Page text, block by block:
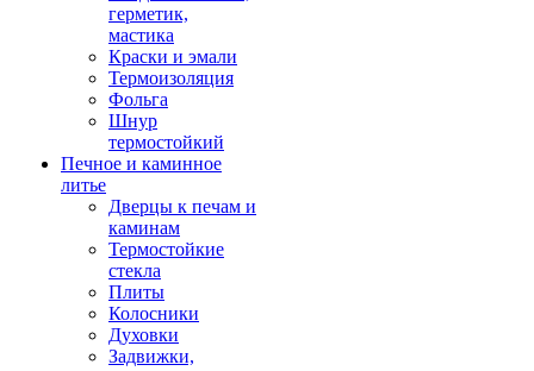
герметик,
мастика
Краски и эмали
Термоизоляция
Фольга
Шнур
термостойкий
Печное и каминное
литье
Дверцы к печам и
каминам
Термостойкие
стекла
Плиты
Колосники
Духовки
Задвижки,